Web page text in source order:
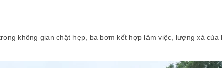
không gian chật hẹp, ba bơm kết hợp làm việc, lượng xả của